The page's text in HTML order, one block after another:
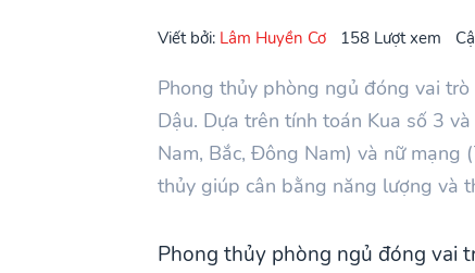
Viết bởi: Lâm Huyền Cơ 158 Lượt xem
Phong thủy phòng ngủ đóng vai
Dậu. Dựa trên tính toán Kua số 3
Nam, Bắc, Đông Nam) và nữ mạng
thủy giúp cân bằng năng lượng và
Phong thủy phòng ngủ đóng vai